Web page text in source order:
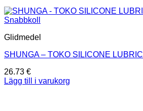
Snabbkoll
Glidmedel
SHUNGA – TOKO SILICONE
26.73 €
Lägg till i varukorg